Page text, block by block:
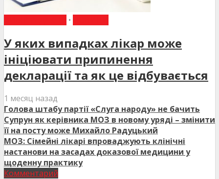
•
У яких випадках лікар може
ініціювати припинення
декларації та як це відбувається
1 месяц назад
Голова штабу партії «Слуга народу» не бачить
Супрун як керівника МОЗ в новому уряді – змінити
її на посту може Михайло Радуцький
МОЗ: Сімейні лікарі впроваджують клінічні
настанови на засадах доказової медицини у
щоденну практику
Комментарий